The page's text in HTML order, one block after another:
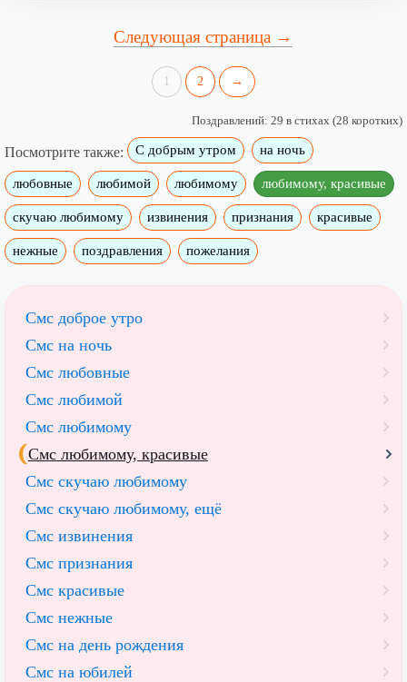
Следующая страница →
1 2 →
Поздравлений: 29 в стихах (28 коротких)
Посмотрите также: С добрым утром на ночь
любовные любимой любимому любимому, красивые
скучаю любимому извинения признания красивые
нежные поздравления пожелания
Смс доброе утро
Смс на ночь
Смс любовные
Смс любимой
Смс любимому
Смс любимому, красивые
Смс скучаю любимому
Смс скучаю любимому, ещё
Смс извинения
Смс признания
Смс красивые
Смс нежные
Смс на день рождения
Смс на юбилей